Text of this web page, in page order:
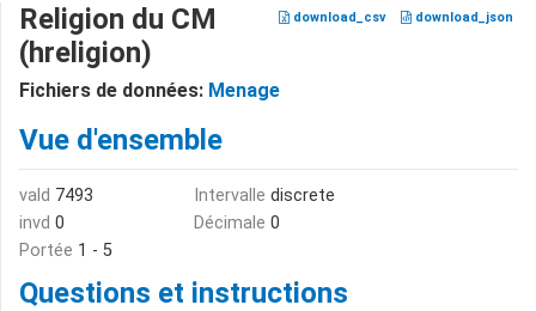
download_csv download_json
Religion du CM
(hreligion)
Fichiers de données: Menage
Vue d'ensemble
vald 7493
invd 0
Intervalle discrete
Décimale 0
Portée 1 - 5
Questions et instructions